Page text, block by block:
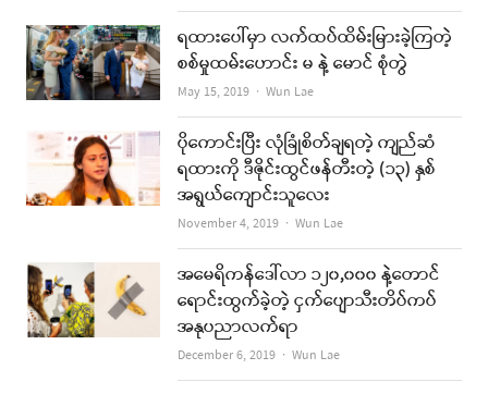
ရထားပေါ်မှာ လက်ထပ်ထိမ်းမြားခဲ့ကြတဲ့
စစ်မှုထမ်းဟောင်း မ နဲ့ မောင် စုံတွဲ
May 15, 2019 Author
Wun Lae
ပိုကောင်းပြီး လုံခြုံစိတ်ချရတဲ့ ကျည်ဆံ
ရထားကို ဒီဇိုင်းထွင်ဖန်တီးတဲ့ (၁၃) နှစ်
အရွယ်ကျောင်းသူလေး
November 4, 2019 Author
Wun Lae
အမေရိကန်ဒေါ်လာ ၁၂၀,၀၀၀ နဲ့တောင်
ရောင်းထွက်ခဲ့တဲ့ ငှက်ပျောသီးတိပ်ကပ်
အနုပညာလက်ရာ
December 6, 2019 Author
Wun Lae